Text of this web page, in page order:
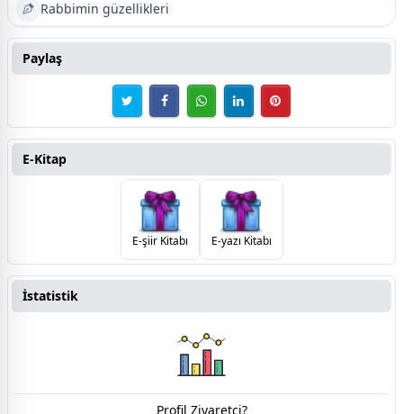
Rabbimin güzellikleri
Paylaş
E-Kitap
E-şiir Kitabı E-yazı Kitabı
İstatistik
Profil Ziyaretçi?